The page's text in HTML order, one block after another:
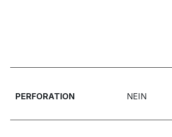
PERFORATION NEIN